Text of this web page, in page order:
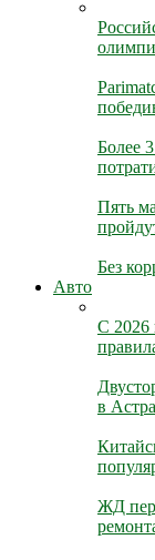
Более
Пять
Без
Авто
С 2026
в
ЖД